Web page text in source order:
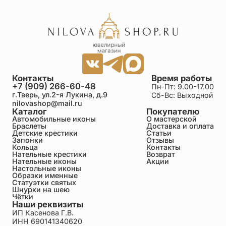
Яхин Сабир Фридрихович
Достоинства: На столько красивая работа
мастера, просто поражает, как можно такие
изображения разместить на такой маленькой
площади) Я приятно удивлён!!! Недостатки: Их
попросту нет!!! Выбрать и составить заказ не
составляет никакого труда, на север доставили
почти за неделю. Большое спасибо за Вашу
работу, молодцы!!!
Любовь
26.06.2026
Отличная работа, спасибо! Достоинства: Красиво,
достойно, лаконично! Недостатки: Не увидела
Очень долго искала в подарок, именно для
Михаила. Очень достойно выполнено, выглядит
интересно, тяжеленький и компактный
одновременно. Доставили в Нижний Новгород
тоже быстро. Спасибо!
Каталог
Автомобильные иконы
Браслеты
Детские крестики
Запонки
Кольца
Нательные крестики
Нательные иконы
Настольные иконы
Образки именные
Статуэтки святых
Шнурки на шею
Чётки
Покупателю
О мастерской
Доставка и оплата
Статьи
Отзывы
Контакты
Возврат
Акции
Время работы
Пн-Пт: 9.00-17.00
Сб-Вс: Выходной
Контакты
+7 (909) 266-60-48
г.Тверь, ул.2-я Лукина, д.9
nilovashop@mail.ru
Наши реквизиты
ИП Касенова Г.В.
ИНН 690141340620